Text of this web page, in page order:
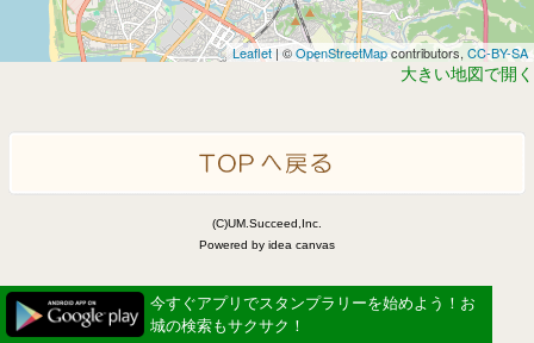
Leaflet| ©OpenStreetMapcontributors, CC-BY-SA
大きい地図で開く
(C)UM.Succeed,Inc.
Powered by idea canvas
今すぐアプリでスタンプラリーを始めよう！お
城の検索もサクサク！